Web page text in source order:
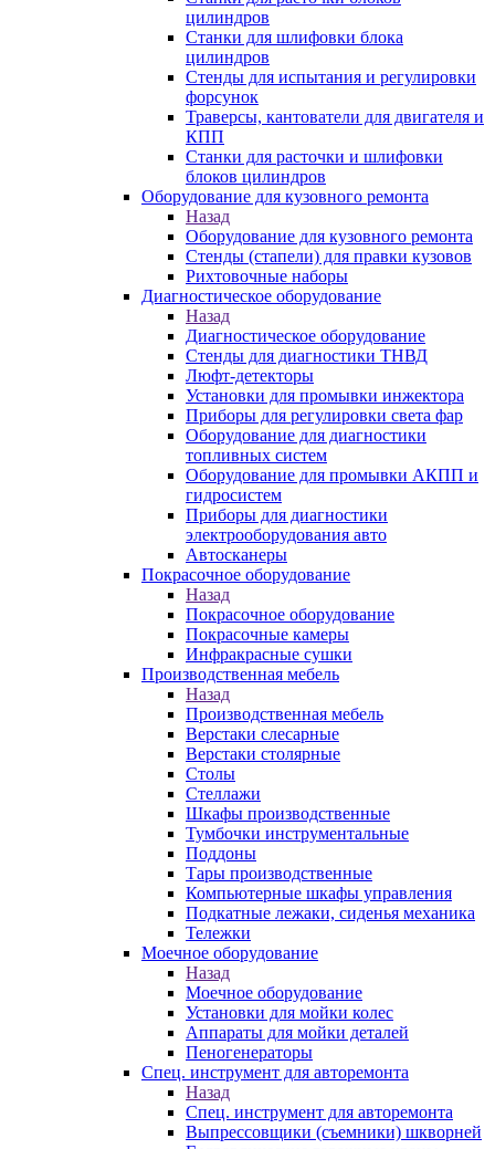
цилиндров
Станки для шлифовки блока
цилиндров
Стенды для испытания и регулировки
форсунок
Траверсы, кантователи для двигателя и
КПП
Станки для расточки и шлифовки
блоков цилиндров
Оборудование для кузовного ремонта
Назад
Оборудование для кузовного ремонта
Стенды (стапели) для правки кузовов
Рихтовочные наборы
Диагностическое оборудование
Назад
Диагностическое оборудование
Стенды для диагностики ТНВД
Люфт-детекторы
Установки для промывки инжектора
Приборы для регулировки света фар
Оборудование для диагностики
топливных систем
Оборудование для промывки АКПП и
гидросистем
Приборы для диагностики
электрооборудования авто
Автосканеры
Покрасочное оборудование
Назад
Покрасочное оборудование
Покрасочные камеры
Инфракрасные сушки
Производственная мебель
Назад
Производственная мебель
Верстаки слесарные
Верстаки столярные
Столы
Стеллажи
Шкафы производственные
Тумбочки инструментальные
Поддоны
Тары производственные
Компьютерные шкафы управления
Подкатные лежаки, сиденья механика
Тележки
Моечное оборудование
Назад
Моечное оборудование
Установки для мойки колес
Аппараты для мойки деталей
Пеногенераторы
Спец. инструмент для авторемонта
Назад
Спец. инструмент для авторемонта
Выпрессовщики (съемники) шкворней